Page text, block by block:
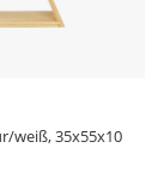
Sternen
weiß, 35x55x10